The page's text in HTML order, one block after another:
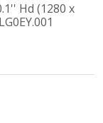
Hd (1280 x